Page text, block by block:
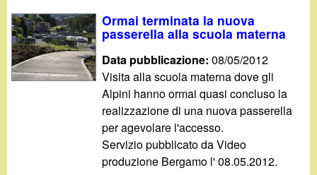
Ormai terminata la nuova
passerella alla scuola materna
Data pubblicazione:08/05/2012
Visita alla scuola materna dove gli
Alpini hanno ormai quasi concluso la
realizzazione di una nuova passerella
per agevolare l'accesso.
Servizio pubblicato da Video
produzione Bergamo l' 08.05.2012.